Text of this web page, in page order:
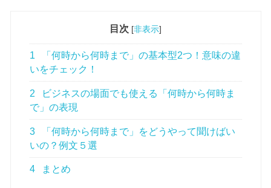
目次 [非表示]
1
「何時から何時まで」の基本型2つ！意味の違
いをチェック！
2
ビジネスの場面でも使える「何時から何時ま
で」の表現
3
「何時から何時まで」をどうやって聞けばい
いの？例文５選
4 まとめ